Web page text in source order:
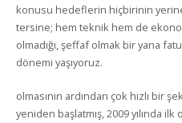
konusu hedeflerin hiçbirinin
tersine; hem teknik hem de
olmadığı, şeffaf olmak bir yana
dönemi yaşıyoruz.
olmasının ardından çok hızlı bir
yeniden başlatmış, 2009 yılında